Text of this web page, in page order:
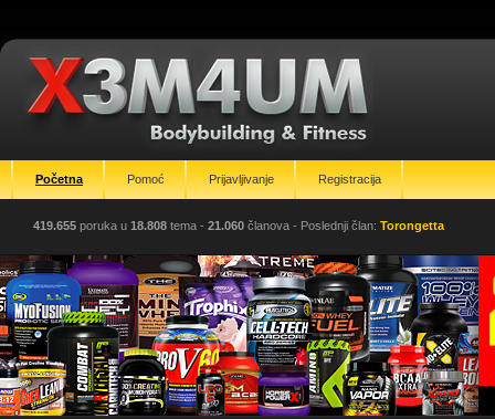
Početna Pomoć Prijavljivanje Registracija
419.655 poruka u 18.808 tema - 21.060 članova - Poslednji član: Torongetta